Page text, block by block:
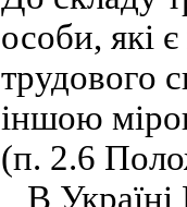
особи, які
трудового
іншою
(п. 2.6
В